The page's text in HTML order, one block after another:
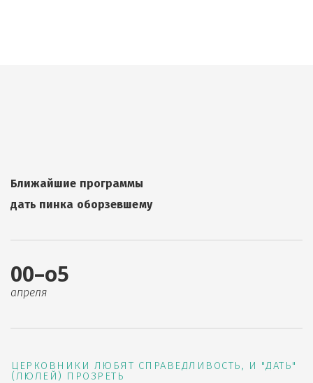
Ближайшие программы
дать пинка оборзевшему
00–о5
апреля
ЦЕРКОВНИКИ ЛЮБЯТ СПРАВЕДЛИВОСТЬ, И "ДАТЬ"
(ЛЮЛЕЙ) ПРОЗРЕТЬ